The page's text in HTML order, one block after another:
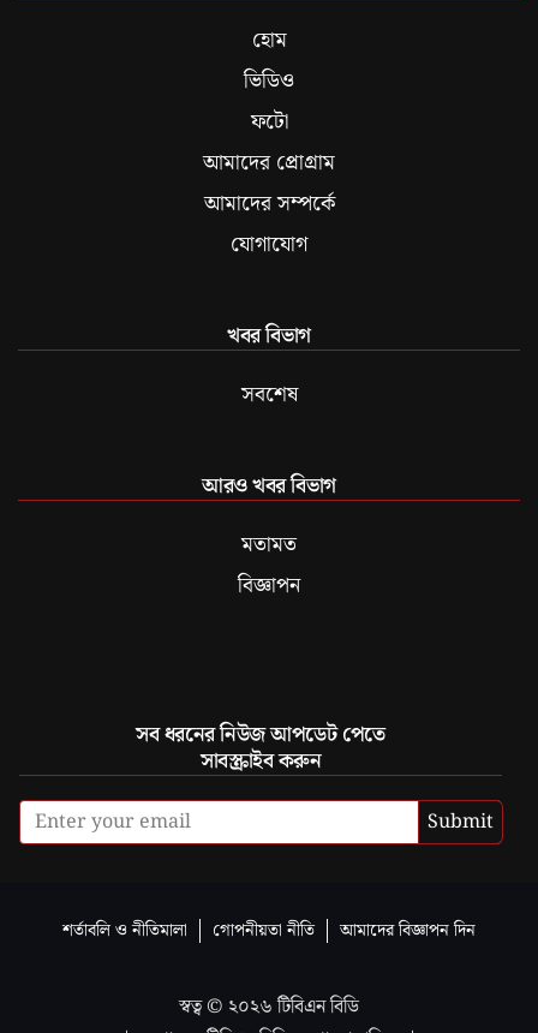
হোম
ভিডিও
ফটো
আমাদের প্রোগ্রাম
আমাদের সম্পর্কে
যোগাযোগ
খবর বিভাগ
সবশেষ
আরও খবর বিভাগ
মতামত
বিজ্ঞাপন
সব ধরনের নিউজ আপডেট পেতে
সাবস্ক্রাইব করুন
Submit
শর্তাবলি ও নীতিমালা গোপনীয়তা নীতি আমাদের বিজ্ঞাপন দিন
স্বত্ব © ২০২৬ টিবিএন বিডি